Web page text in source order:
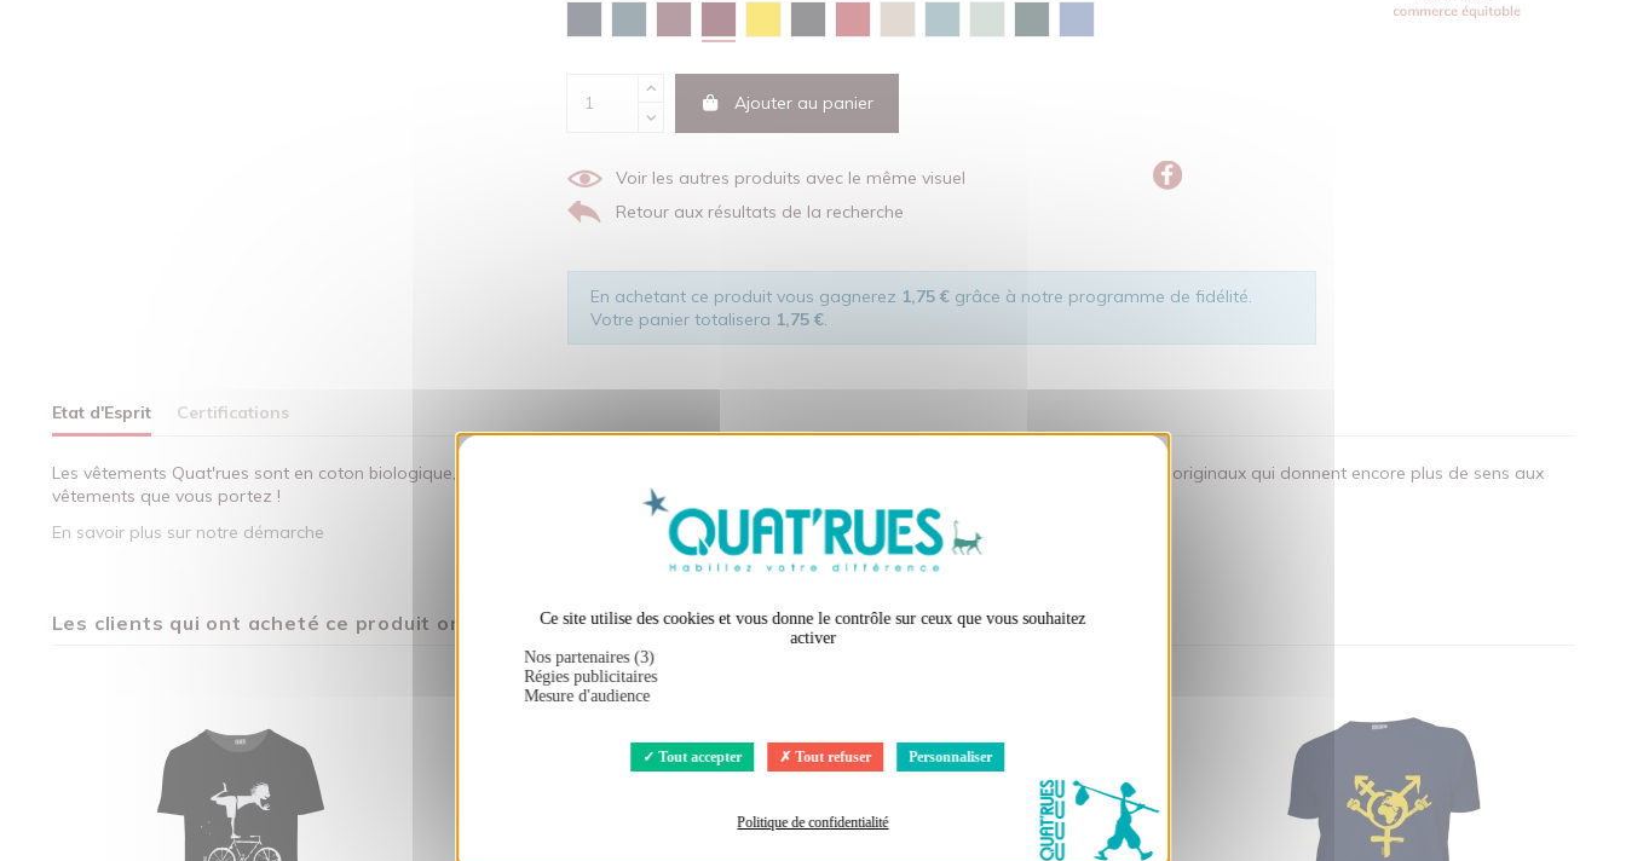
Ce site utilise des cookies et vous donne le contrôle sur ceux que vous souhaitez
activer
Nos partenaires (3)
Régies publicitaires
Mesure d'audience
Tout accepter Tout refuser Personnaliser
Politique de confidentialité
Ajouter au panier
Voir les autres produits avec le même visuel
Retour aux résultats de la recherche
En achetant ce produit vous gagnerez 1,75 €grâce à notre programme de fidélité.
Votre panier totalisera 1,75 €.
Etat d'Esprit Certifications
Les vêtements Quat'rues sont en coton biologique, fabriqués dans le respect de l'homme et de son environnement... sans oublier des visuels originaux qui donnent encore plus de sens aux
vêtements que vous portez !
En savoir plus sur notre démarche
Les clients qui ont acheté ce produit ont également acheté :